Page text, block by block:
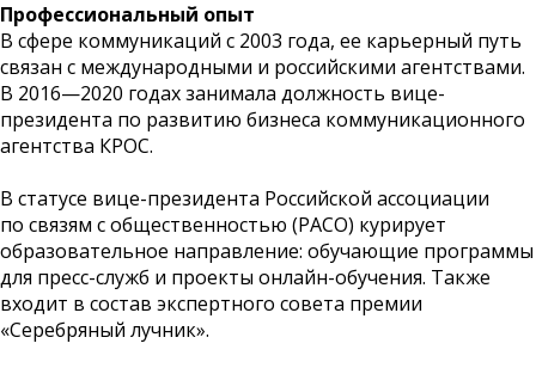
Профессиональный опыт
В сфере коммуникаций с 2003 года, ее карьерный путь
связан с международными и российскими агентствами.
В 2016—2020 годах занимала должность вице-
президента по развитию бизнеса коммуникационного
агентства КРОС.
В статусе вице-президента Российской ассоциации
по связям с общественностью (РАСО) курирует
образовательное направление: обучающие программы
для пресс-служб и проекты онлайн-обучения. Также
входит в состав экспертного совета премии
«Серебряный лучник».